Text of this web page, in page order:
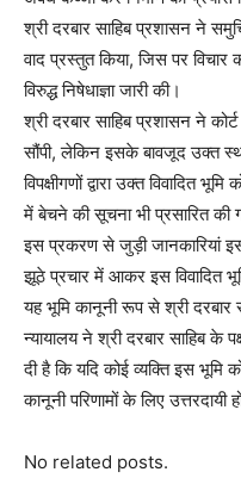
श्री दरबार साहिब प्रशासन ने
वाद प्रस्तुत किया, जिस पर विचार
विरुद्ध निषेधाज्ञा जारी की।
श्री दरबार साहिब प्रशासन ने
सौंपी, लेकिन इसके बावजूद उक्त
विपक्षीगणों द्वारा उक्त
में बेचने की सूचना भी प्रसारित
इस प्रकरण से जुड़ी जानकारियां
झूठे प्रचार में आकर इस विवादित
यह भूमि कानूनी रूप से श्री दरबार
न्यायालय ने श्री दरबार साहिब के
दी है कि यदि कोई व्यक्ति इस भूमि
कानूनी परिणामों के लिए उत्तरदायी
No related posts.